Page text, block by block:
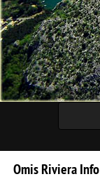
OmisRivieraInfo